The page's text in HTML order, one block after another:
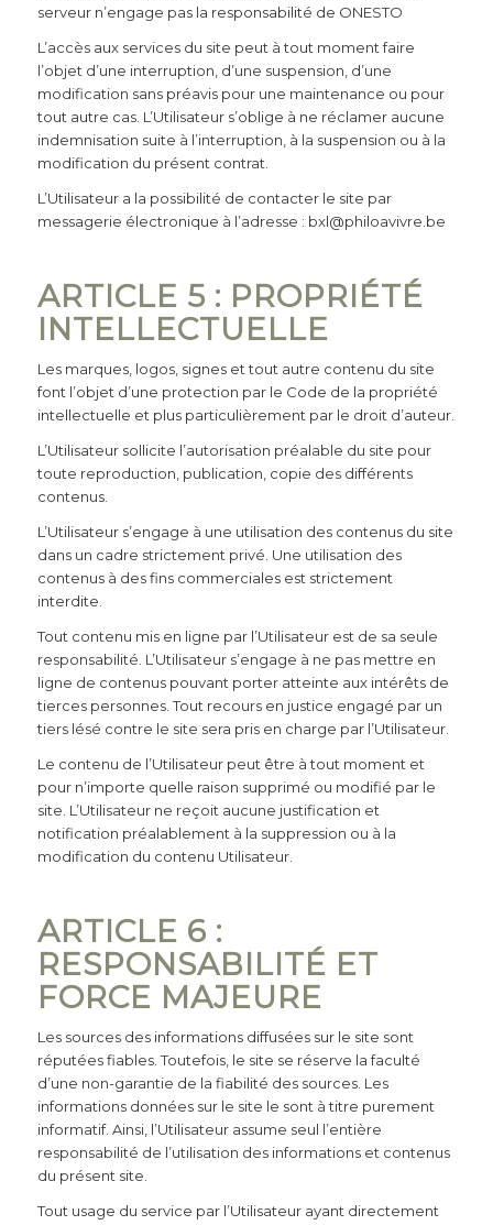
serveur n’engage pas la responsabilité de ONESTO
L’accès aux services du site peut à tout moment faire
l’objet d’une interruption, d’une suspension, d’une
modification sans préavis pour une maintenance ou pour
tout autre cas. L’Utilisateur s’oblige à ne réclamer aucune
indemnisation suite à l’interruption, à la suspension ou à la
modification du présent contrat.
L’Utilisateur a la possibilité de contacter le site par
messagerie électronique à l’adresse : bxl@philoavivre.be
ARTICLE 5 : PROPRIÉTÉ
INTELLECTUELLE
Les marques, logos, signes et tout autre contenu du site
font l’objet d’une protection par le Code de la propriété
intellectuelle et plus particulièrement par le droit d’auteur.
L’Utilisateur sollicite l’autorisation préalable du site pour
toute reproduction, publication, copie des différents
contenus.
L’Utilisateur s’engage à une utilisation des contenus du site
dans un cadre strictement privé. Une utilisation des
contenus à des fins commerciales est strictement
interdite.
Tout contenu mis en ligne par l’Utilisateur est de sa seule
responsabilité. L’Utilisateur s’engage à ne pas mettre en
ligne de contenus pouvant porter atteinte aux intérêts de
tierces personnes. Tout recours en justice engagé par un
tiers lésé contre le site sera pris en charge par l’Utilisateur.
Le contenu de l’Utilisateur peut être à tout moment et
pour n’importe quelle raison supprimé ou modifié par le
site. L’Utilisateur ne reçoit aucune justification et
notification préalablement à la suppression ou à la
modification du contenu Utilisateur.
ARTICLE 6 :
RESPONSABILITÉ ET
FORCE MAJEURE
Les sources des informations diffusées sur le site sont
réputées fiables. Toutefois, le site se réserve la faculté
d’une non-garantie de la fiabilité des sources. Les
informations données sur le site le sont à titre purement
informatif. Ainsi, l’Utilisateur assume seul l’entière
responsabilité de l’utilisation des informations et contenus
du présent site.
Tout usage du service par l’Utilisateur ayant directement